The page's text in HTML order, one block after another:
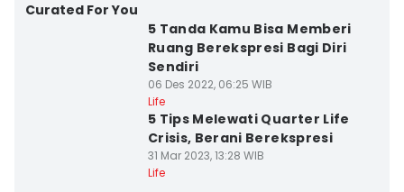
Curated For You
5 Tanda Kamu Bisa Memberi
Ruang Berekspresi Bagi Diri
Sendiri
06 Des 2022, 06:25 WIB
Life
5 Tips Melewati Quarter Life
Crisis, Berani Berekspresi
31 Mar 2023, 13:28 WIB
Life